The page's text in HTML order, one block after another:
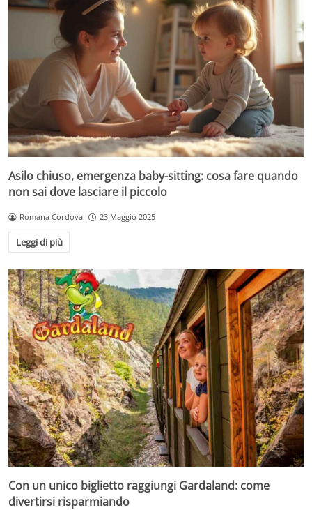
Asilo chiuso, emergenza baby-sitting: cosa fare quando
non sai dove lasciare il piccolo
Romana Cordova 23 Maggio 2025
Leggi di più
Con un unico biglietto raggiungi Gardaland: come
divertirsi risparmiando